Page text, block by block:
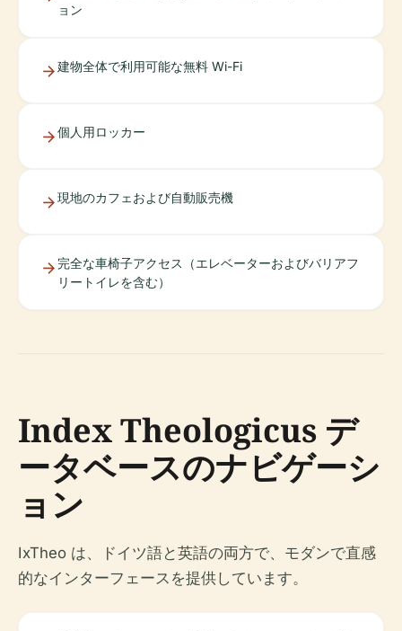
ョン
建物全体で利用可能な無料 Wi-Fi
個人用ロッカー
現地のカフェおよび自動販売機
完全な車椅子アクセス（エレベーターおよびバリアフ
リートイレを含む）
Index Theologicus デ
ータベースのナビゲーシ
ョン
IxTheo は、ドイツ語と英語の両方で、モダンで直感
的なインターフェースを提供しています。